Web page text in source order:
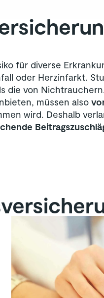
für diverse
oder Herzinfarkt.
die von
müssen also
wird. Deshalb